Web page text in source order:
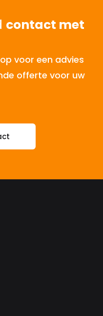
contact met
voor een advies
offerte voor uw